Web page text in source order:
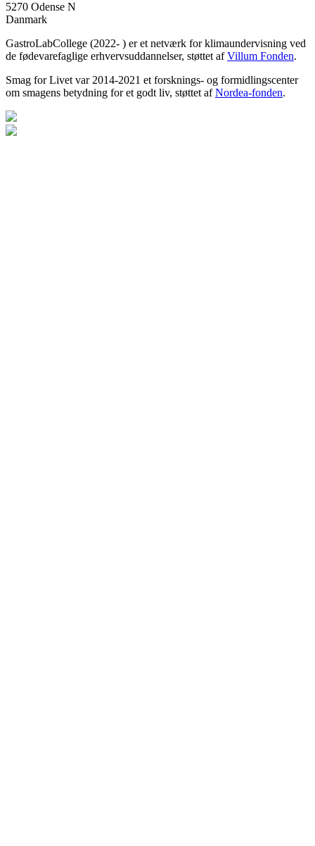
5270 Odense N
Danmark
GastroLabCollege (2022- ) er et netværk for klimaundervisning ved
de fødevarefaglige erhvervsuddannelser, støttet afVillum Fonden.
Smag for Livet var 2014-2021 et forsknings- og formidlingscenter
om smagens betydning for et godt liv, støttet afNordea-fonden.